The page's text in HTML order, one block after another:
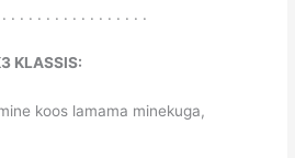
. . . . . . . . . . . . . . . .
KLASSIS:
koos lamama minekuga,